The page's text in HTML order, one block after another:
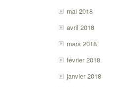
mai 2018
avril 2018
mars 2018
février 2018
janvier 2018